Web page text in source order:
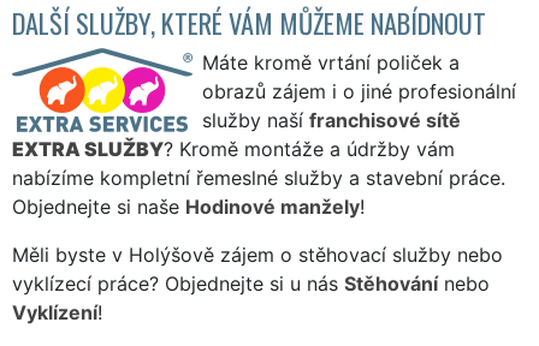
DALŠÍ SLUŽBY, KTERÉ VÁM MŮŽEME NABÍDNOUT
Máte kromě vrtání poliček a
obrazů zájem i o jiné profesionální
služby naší franchisové sítě
EXTRA SLUŽBY? Kromě montáže a údržby vám
nabízíme kompletní řemeslné služby a stavební práce.
Objednejte si naše Hodinové manžely!
Měli byste v Holýšově zájem o stěhovací služby nebo
vyklízecí práce? Objednejte si u nás Stěhovánínebo
Vyklízení!